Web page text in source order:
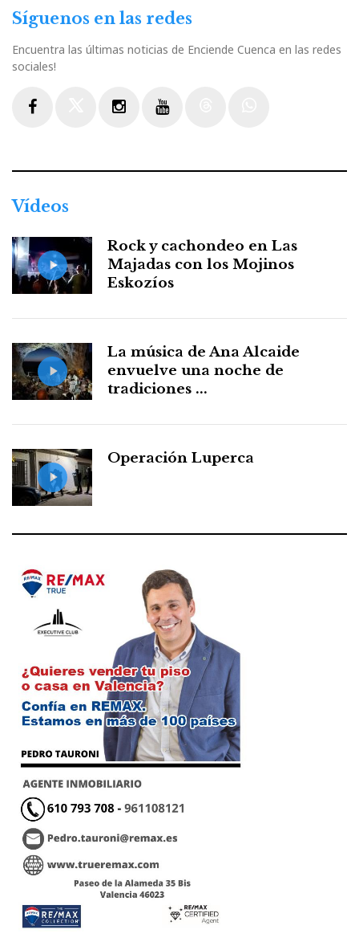
Síguenos en las redes
Encuentra las últimas noticias de Enciende Cuenca en las redes
sociales!
Vídeos
Rock y cachondeo en Las
Majadas con los Mojinos
Eskozíos
La música de Ana Alcaide
envuelve una noche de
tradiciones ...
Operación Luperca